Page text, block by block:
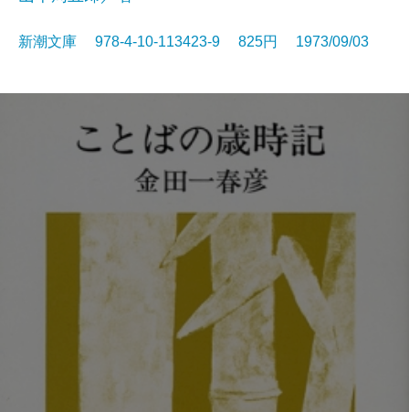
新潮文庫 978-4-10-113423-9 825円 1973/09/03